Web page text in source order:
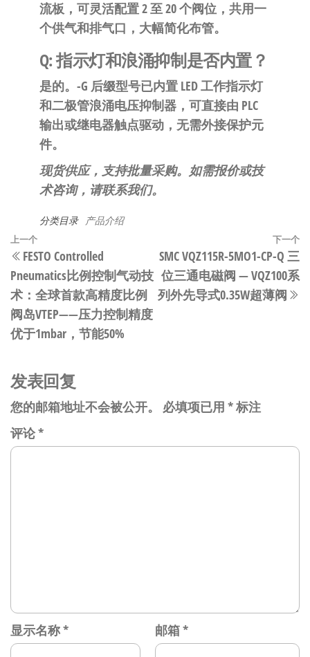
流板，可灵活配置 2 至 20 个阀位，共用一
个供气和排气口，大幅简化布管。
Q: 指示灯和浪涌抑制是否内置？
是的。-G 后缀型号已内置 LED 工作指示灯
和二极管浪涌电压抑制器，可直接由 PLC
输出或继电器触点驱动，无需外接保护元
件。
现货供应，支持批量采购。如需报价或技
术咨询，请联系我们。
分类目录 产品介绍
文
章
导
航
上
一
篇
文
章
上一个
FESTO Controlled
Pneumatics比例控制气动技
术：全球首款高精度比例
阀岛VTEP——压力控制精度
优于1mbar，节能50%
下一个
SMC VQZ115R-5MO1-CP-Q 三
位三通电磁阀 — VQZ100系
列外先导式0.35W超薄阀
发表回复
您的邮箱地址不会被公开。 必填项已用 *标注
评论*
显示名称* 邮箱*